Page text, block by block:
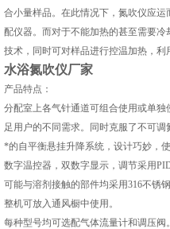
合小量样品。在此情况下，氮吹仪应
配仪器。而对于不能加热的甚至需要
技术，同时可对样品进行控温加热，利
水浴氮吹仪厂家
产品特点：
分配室上各气针通道可组合使用或单
足用户的不同需求。同时克服了不可调
*的自平衡悬挂升降系统，设计巧妙，
数字温控器，双数字显示，调节采用
可能与溶剂接触的部件均采用316不锈
整机可放入通风橱中使用。
每种型号均可选配气体流量计和调压